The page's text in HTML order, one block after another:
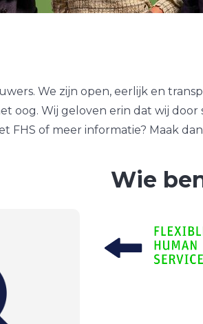
We zijn open, eerlijk en
oog. Wij geloven erin dat wij
FHS of meer informatie? Maak
Wie